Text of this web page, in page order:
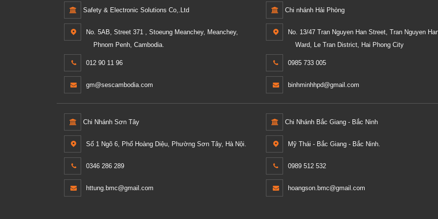
Safety & Electronic Solutions Co,.Ltd
No. 5AB, Street 371 , Stoeung Meanchey, Meanchey,
Phnom Penh, Cambodia.
012 90 11 96
gm@sescambodia.com
Chi nhánh Hải Phòng
No. 13/47 Tran Nguyen Han Street, Tran Nguyen
Ward, Le Tran District, Hai Phong City
0985 733 005
binhminhhpd@gmail.com
Chi Nhánh Sơn Tây
Số 1 Ngõ 6, Phố Hoàng Diệu, Phường Sơn Tây, Hà Nội.
0346 286 289
httung.bmc@gmail.com
Chi Nhánh Bắc Giang - Bắc Ninh
Mỹ Thái - Bắc Giang - Bắc Ninh.
0989 512 532
hoangson.bmc@gmail.com